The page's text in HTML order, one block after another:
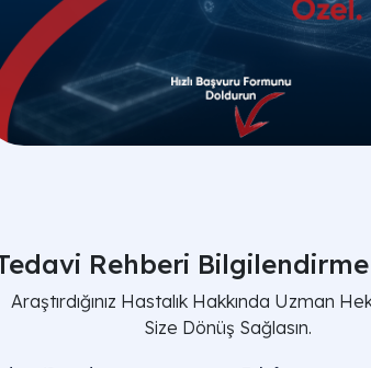
Rehberi
Araştırdığınız Hastalık Hakkında Uzman
Size Dönüş Sağlasın.